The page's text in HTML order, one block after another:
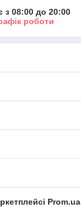
з 08:00 до 20:00
роботи
Prom.ua